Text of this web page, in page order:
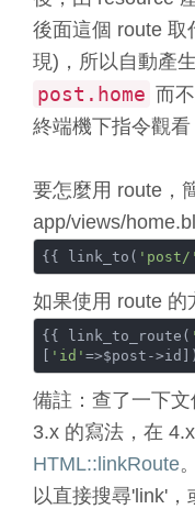
後面這個 route 取
現)，所以自動產
post.home 而
終端機下指令觀看
要怎麼用 route，
app/views/
{{ link_to( 'post/'
如果使用 route 的
{{ link_to_route(
[ 'id'
備註：查了一下
3.x 的寫法，在
HTML::linkRoute
以直接搜尋'link'